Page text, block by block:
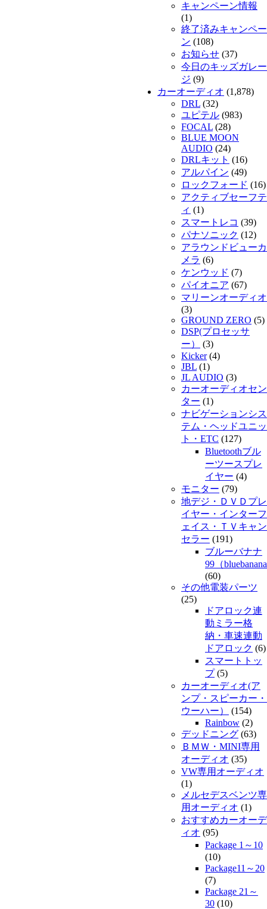
キャンペーン情報
(1)
終了済みキャンペー
ン (108)
お知らせ (37)
今日のキッズガレー
ジ (9)
カーオーディオ (1,878)
DRL (32)
ユピテル (983)
FOCAL (28)
BLUE MOON
AUDIO (24)
DRLキット (16)
アルパイン (49)
ロックフォード (16)
アクティブセーフテ
ィ (1)
スマートレコ (39)
パナソニック (12)
アラウンドビューカ
メラ (6)
ケンウッド (7)
パイオニア (67)
マリーンオーディオ
(3)
GROUND ZERO (5)
DSP(プロセッサ
ー）
(3)
Kicker(4)
JBL (1)
JL AUDIO (3)
カーオーディオセン
ター (1)
ナビゲーションシス
テム・ヘッドユニッ
ト・ETC (127)
Bluetoothブル
ーツースプレ
イヤー (4)
モニター (79)
地デジ・ＤＶＤプレ
イヤー・インターフ
ェイス・ＴＶキャン
セラー (191)
ブルーバナナ
99（
(60)
その他電装パーツ
(25)
ドアロック連
動ミラー格
納・車速連動
ドアロック (6)
スマートトッ
プ(5)
カーオーディオ(ア
ンプ・スピーカー・
ウーハー）
(154)
Rainbow (2)
デッドニング (63)
ＢＭＷ・MINI専用
オーディオ (35)
VW専用オーディオ
(1)
メルセデスベンツ専
用オーディオ (1)
おすすめカーオーデ
ィオ (95)
Package 1～10
(10)
Package11～20
(7)
Package 21～
30 (10)